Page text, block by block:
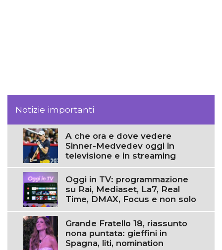
Notizie importanti
A che ora e dove vedere
Sinner-Medvedev oggi in
televisione e in streaming
Oggi in TV: programmazione
su Rai, Mediaset, La7, Real
Time, DMAX, Focus e non solo
Grande Fratello 18, riassunto
nona puntata: gieffini in
Spagna, liti, nomination